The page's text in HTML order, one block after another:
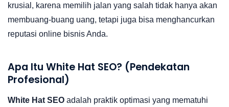
krusial, karena memilih jalan yang salah tidak hanya akan
membuang-buang uang, tetapi juga bisa menghancurkan
reputasi online bisnis Anda.
Apa Itu White Hat SEO? (Pendekatan
Profesional)
White Hat SEO adalah praktik optimasi yang mematuhi